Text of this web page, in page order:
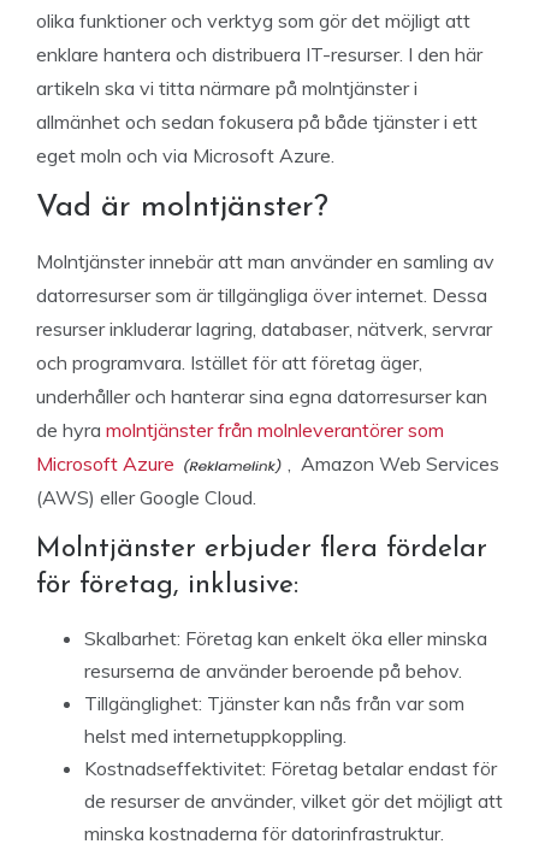
olika funktioner och verktyg som gör det möjligt att
enklare hantera och distribuera IT-resurser. I den här
artikeln ska vi titta närmare på molntjänster i
allmänhet och sedan fokusera på både tjänster i ett
eget moln och via Microsoft Azure.
Vad är molntjänster?
Molntjänster innebär att man använder en samling av
datorresurser som är tillgängliga över internet. Dessa
resurser inkluderar lagring, databaser, nätverk, servrar
och programvara. Istället för att företag äger,
underhåller och hanterar sina egna datorresurser kan
de hyra molntjänster från molnleverantörer som
Microsoft Azure
, Amazon Web Services
(AWS) eller Google Cloud.
Molntjänster erbjuder flera fördelar
för företag, inklusive:
Skalbarhet: Företag kan enkelt öka eller minska
resurserna de använder beroende på behov.
Tillgänglighet: Tjänster kan nås från var som
helst med internetuppkoppling.
Kostnadseffektivitet: Företag betalar endast för
de resurser de använder, vilket gör det möjligt att
minska kostnaderna för datorinfrastruktur.